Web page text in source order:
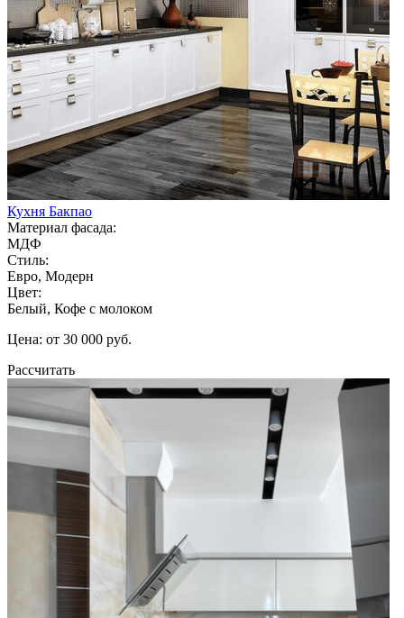
Кухня Бакпао
Материал фасада:
МДФ
Стиль:
Евро, Модерн
Цвет:
Белый, Кофе с молоком
Цена: от 30 000 руб.
Рассчитать